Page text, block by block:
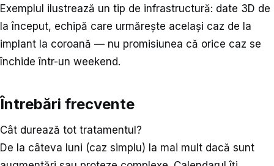
Exemplul ilustrează un tip de infrastructură: date 3D de
la început, echipă care urmărește același caz de la
implant la coroană — nu promisiunea că orice caz se
închide într-un weekend.
Întrebări frecvente
Cât durează tot tratamentul?
De la câteva luni (caz simplu) la mai mult dacă sunt